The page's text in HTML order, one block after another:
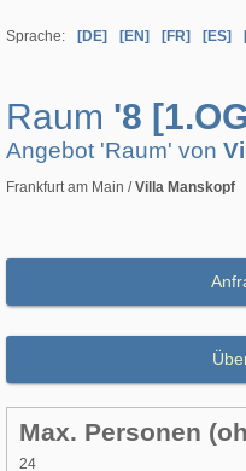
Sprache: [DE] [EN] [FR] [ES]
Raum '8
Angebot 'Raum' von
Frankfurt am Main /Villa Manskopf
Max. Personen
24